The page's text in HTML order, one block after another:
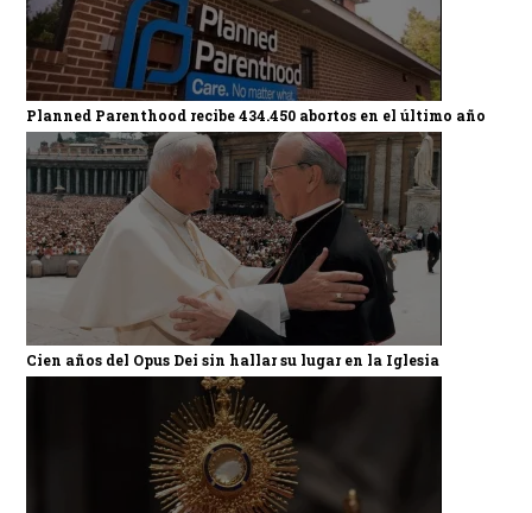
Planned Parenthood recibe 434.450 abortos en el último año
Cien años del Opus Dei sin hallar su lugar en la Iglesia